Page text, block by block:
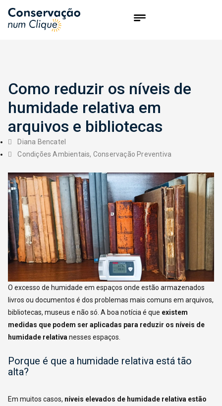
Como reduzir os níveis de
humidade relativa em
arquivos e bibliotecas
Diana Bencatel
Condições Ambientais, Conservação Preventiva
O excesso de humidade em espaços onde estão armazenados
livros ou documentos é dos problemas mais comuns em arquivos,
bibliotecas, museus e não só. A boa notícia é que existem
medidas que podem ser aplicadas para reduzir os níveis de
humidade relativa nesses espaços.
Porque é que a humidade relativa está tão
alta?
Em muitos casos, níveis elevados de humidade relativa estão